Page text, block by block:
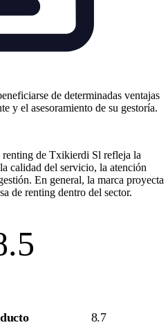
de determinadas ventajas
y el asesoramiento de su gestoría.
renting de Txikierdi Sl refleja la
calidad del servicio, la atención
En general, la marca proyecta
de renting dentro del sector.
8.7